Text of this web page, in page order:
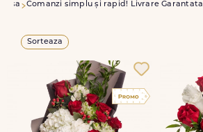
Comanzi simplu și rapid! Livrare Garantata
Sorteaza